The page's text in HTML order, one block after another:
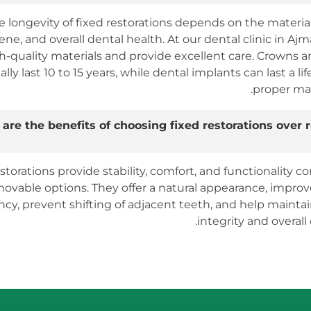
longevity of fixed restorations depends on the
and overall dental health. At our dental clinic in
quality materials and provide excellent care. Crowns
last 10 to 15 years, while dental implants can last a
proper
the benefits of choosing fixed restorations over
provide stability, comfort, and functionality
options. They offer a natural appearance,
prevent shifting of adjacent teeth, and help
integrity and overall